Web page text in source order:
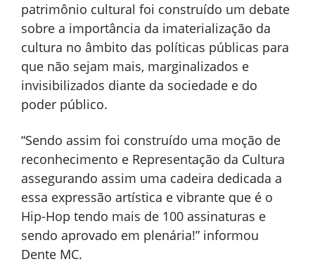
patrimônio cultural foi construído um debate
sobre a importância da imaterialização da
cultura no âmbito das políticas públicas para
que não sejam mais, marginalizados e
invisibilizados diante da sociedade e do
poder público.
“Sendo assim foi construído uma moção de
reconhecimento e Representação da Cultura
assegurando assim uma cadeira dedicada a
essa expressão artística e vibrante que é o
Hip-Hop tendo mais de 100 assinaturas e
sendo aprovado em plenária!” informou
Dente MC.